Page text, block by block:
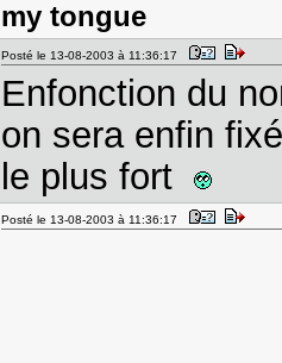
my tongue
Posté le 13-08-2003 à 11:36:17
Enfonction du
on sera enfin
le plus fort
Posté le 13-08-2003 à 11:36:17